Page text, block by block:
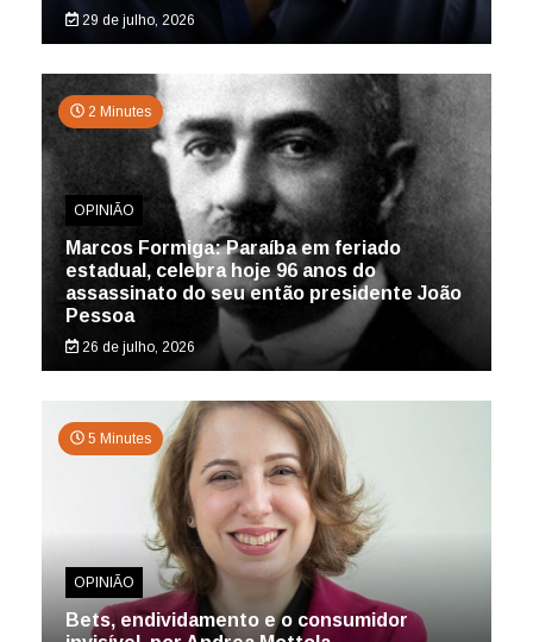
29 de julho, 2026
2 Minutes
OPINIÃO
Marcos Formiga: Paraíba em feriado
estadual, celebra hoje 96 anos do
assassinato do seu então presidente João
Pessoa
26 de julho, 2026
5 Minutes
OPINIÃO
Bets, endividamento e o consumidor